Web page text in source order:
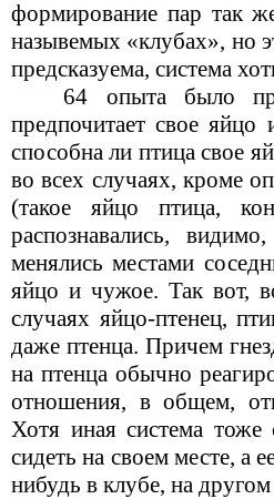
формирование пар так
назывемых «клубах», но
предсказуема, система
64 опыта было
предпочитает свое
способна ли птица свое
во всех случаях, кроме
(такое яйцо птица,
распознавались,
менялись местами
яйцо и чужое. Так вот,
случаях яйцо-птенец,
даже птенца. Причем
на птенца обычно
отношения, в общем,
Хотя иная система
сидеть на своем месте, а
нибудь в клубе, на другом